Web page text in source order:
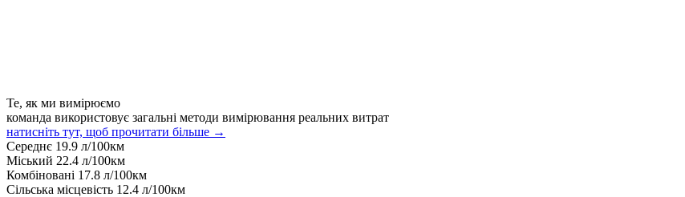
Те, як ми вимірюємо
команда використовує загальні методи вимірювання реальних витрат
натисніть тут, щоб прочитати більше →
Середнє 19.9 л/100км
Міський 22.4 л/100км
Комбіновані 17.8 л/100км
Сільська місцевість 12.4 л/100км